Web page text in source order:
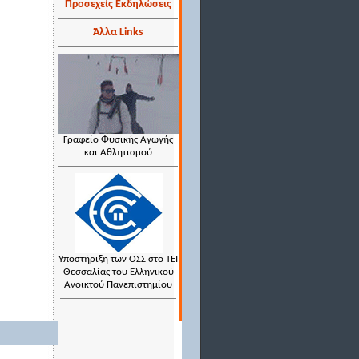
Προσεχείς Εκδηλώσεις
Άλλα Links
Γραφείο Φυσικής Αγωγής
και Αθλητισμού
Υποστήριξη των ΟΣΣ στο ΤΕΙ
Θεσσαλίας του Ελληνικού
Ανοικτού Πανεπιστημίου